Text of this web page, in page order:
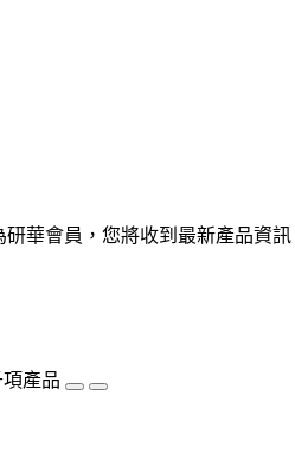
華會員，您將收到最新產品資
產品